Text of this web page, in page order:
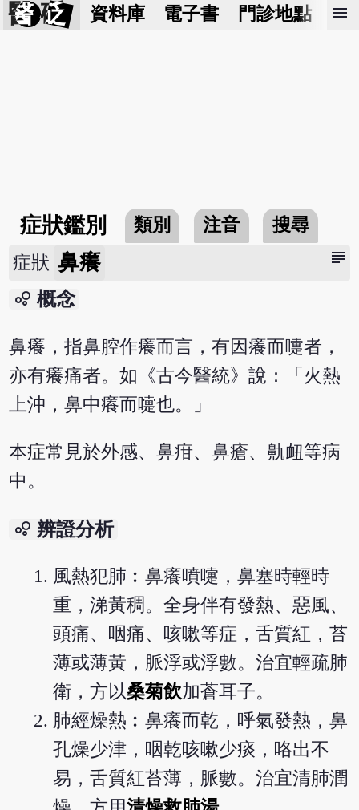
醫 砭 資料庫 電子書 門診地點 預
menu
症狀鑑別 類別 注音 搜尋
subject
症狀 鼻癢
bubble_chart 概念
鼻癢，指鼻腔作癢而言，有因癢而嚏者，
亦有癢痛者。如《古今醫統》說：「火熱
上沖，鼻中癢而嚏也。」
本症常見於外感、鼻疳、鼻瘡、鼽衄等病
中。
bubble_chart 辨證分析
風熱犯肺︰鼻癢噴嚏，鼻塞時輕時
重，涕黃稠。全身伴有發熱、惡風、
頭痛、咽痛、咳嗽等症，舌質紅，苔
薄或薄黃，脈浮或浮數。治宜輕疏肺
衛，方以桑菊飲加蒼耳子。
肺經燥熱︰鼻癢而乾，呼氣發熱，鼻
孔燥少津，咽乾咳嗽少痰，咯出不
易，舌質紅苔薄，脈數。治宜清肺潤